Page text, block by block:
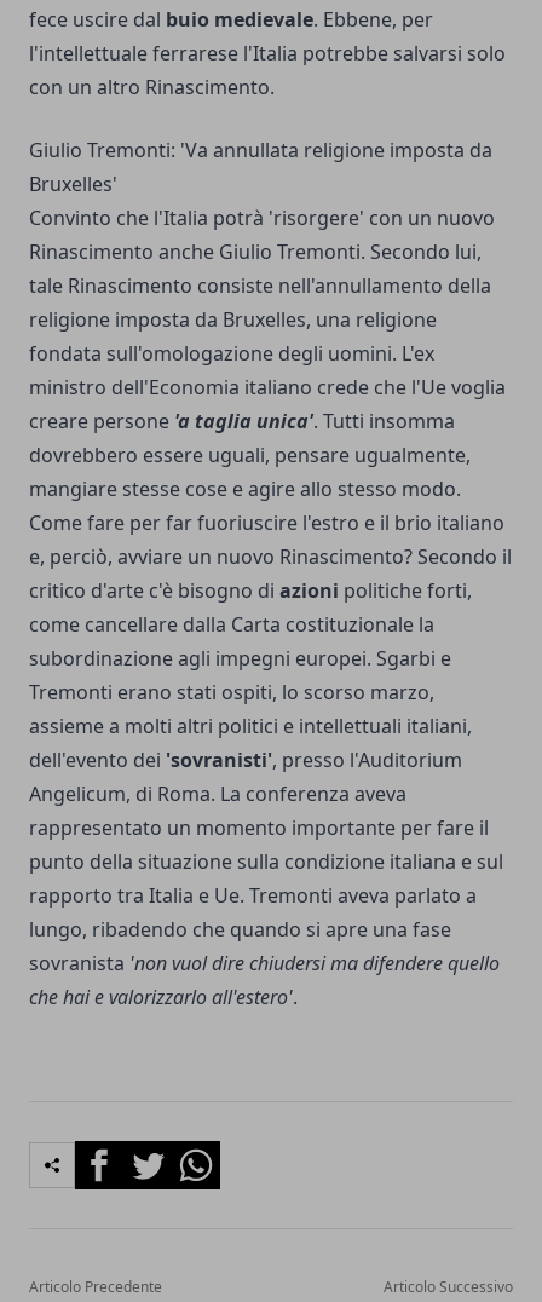
fece uscire dal buio medievale. Ebbene, per
l'intellettuale ferrarese l'Italia potrebbe salvarsi solo
con un altro Rinascimento.
Giulio Tremonti: 'Va annullata religione imposta da
Bruxelles'
Convinto che l'Italia potrà 'risorgere' con un nuovo
Rinascimento anche Giulio Tremonti. Secondo lui,
tale Rinascimento consiste nell'annullamento della
religione imposta da Bruxelles, una religione
fondata sull'omologazione degli uomini. L'ex
ministro dell'Economia italiano crede che l'Ue voglia
creare persone 'a taglia unica'. Tutti insomma
dovrebbero essere uguali, pensare ugualmente,
mangiare stesse cose e agire allo stesso modo.
Come fare per far fuoriuscire l'estro e il brio italiano
e, perciò, avviare un nuovo Rinascimento? Secondo il
critico d'arte c'è bisogno di azioni politiche forti,
come cancellare dalla Carta costituzionale la
subordinazione agli impegni europei. Sgarbi e
Tremonti erano stati ospiti, lo scorso marzo,
assieme a molti altri politici e intellettuali italiani,
dell'evento dei 'sovranisti', presso l'Auditorium
Angelicum, di Roma. La conferenza aveva
rappresentato un momento importante per fare il
punto della situazione sulla condizione italiana e sul
rapporto tra Italia e Ue. Tremonti aveva parlato a
lungo, ribadendo che quando si apre una fase
sovranista 'non vuol dire chiudersi ma difendere quello
che hai e valorizzarlo all'estero'.
FacebookTwitterWhatsapp
Articolo Precedente Articolo Successivo